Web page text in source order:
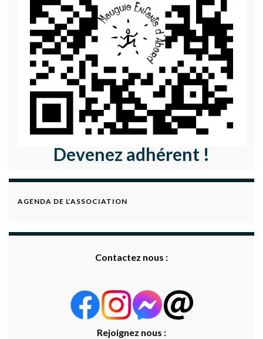
Devenez adhérent !
AGENDA DE L’ASSOCIATION
Contactez nous :
Rejoignez nous :